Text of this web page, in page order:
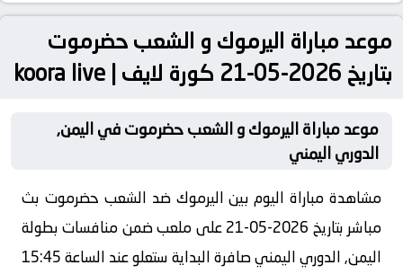
موعد مباراة اليرموك و الشعب حضرموت
بتاريخ 2026-05-21 كورة لايف | koora live
موعد مباراة اليرموك و الشعب حضرموت في اليمن,
الدوري اليمني
مشاهدة مباراة اليوم بين اليرموك ضد الشعب حضرموت بث
مباشر بتاريخ 2026-05-21 على ملعب ضمن منافسات بطولة
اليمن, الدوري اليمني صافرة البداية ستعلو عند الساعة 15:45